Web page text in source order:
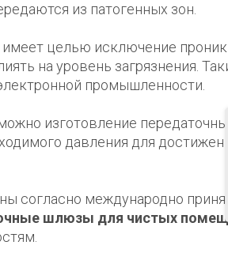
из патогенных зон.
целью исключение
на уровень загрязнения.
промышленности.
изготовление
давления для
согласно международно
шлюзы для чистых